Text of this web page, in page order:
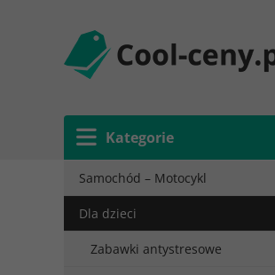
Kategorie
Samochód – Motocykl
Dla dzieci
Zabawki antystresowe